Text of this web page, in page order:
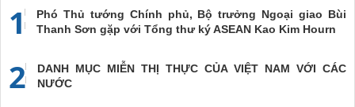
1
Phó Thủ tướng Chính phủ, Bộ trưởng Ngoại giao Bùi
Thanh Sơn gặp với Tổng thư ký ASEAN Kao Kim Hourn
2
DANH MỤC MIỄN THỊ THỰC CỦA VIỆT NAM VỚI CÁC
NƯỚC